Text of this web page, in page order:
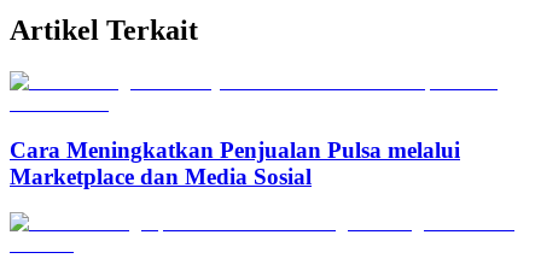
Artikel Terkait
Cara Meningkatkan Penjualan Pulsa melalui
Marketplace dan Media Sosial